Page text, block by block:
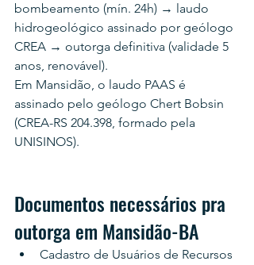
bombeamento (mín. 24h) → laudo
hidrogeológico assinado por geólogo
CREA → outorga definitiva (validade 5
anos, renovável).
Em Mansidão, o laudo PAAS é
assinado pelo geólogo Chert Bobsin
(CREA-RS 204.398, formado pela
UNISINOS).
Documentos necessários pra
outorga em Mansidão-BA
Cadastro de Usuários de Recursos